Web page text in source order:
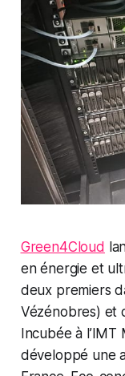
Green4Cloud
en énergie et
deux premiers
Vézénobres) et
Incubée à
développé une